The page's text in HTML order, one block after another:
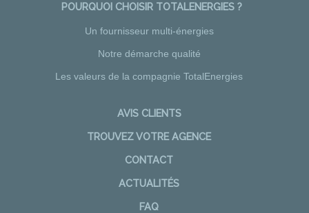
POURQUOI CHOISIR TOTALENERGIES ?
Un fournisseur multi-énergies
Notre démarche qualité
Les valeurs de la compagnie TotalEnergies
AVIS CLIENTS
TROUVEZ VOTRE AGENCE
CONTACT
ACTUALITÉS
FAQ